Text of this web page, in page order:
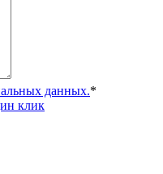
данных.*
клик